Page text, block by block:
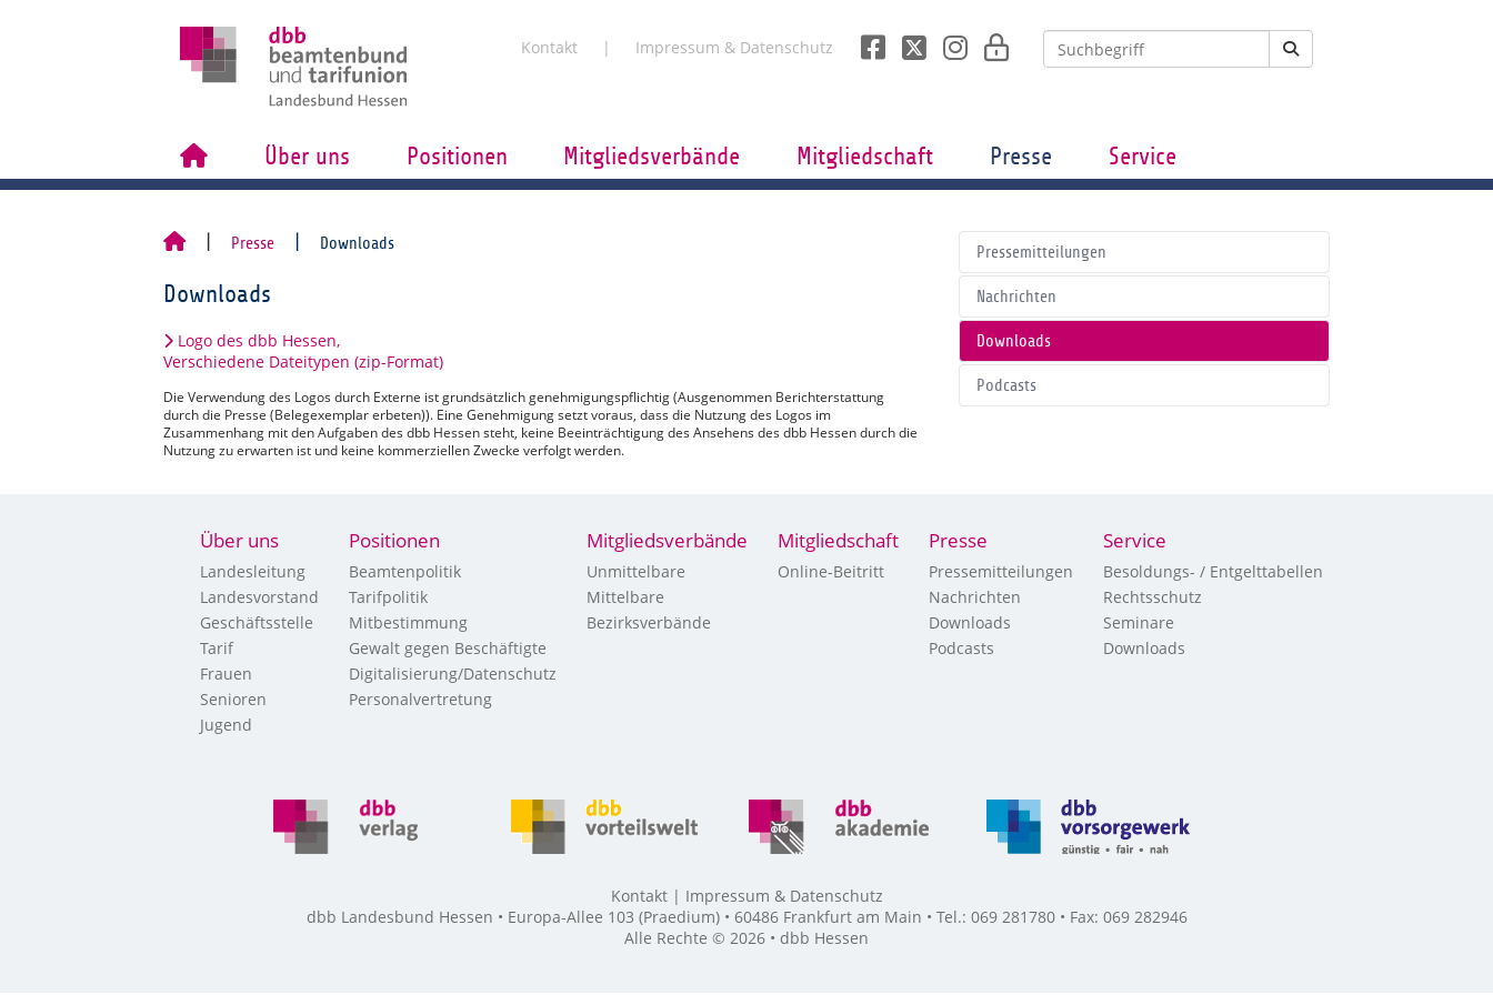
Kontakt Impressum & Datenschutz
Über uns Positionen Mitgliedsverbände Mitgliedschaft Presse Service
Presse Downloads
Downloads
Logo des dbb Hessen,
Verschiedene Dateitypen (zip-Format)
Die Verwendung des Logos durch Externe ist grundsätzlich genehmigungspflichtig (Ausgenommen Berichterstattung
durch die Presse (Belegexemplar erbeten)). Eine Genehmigung setzt voraus, dass die Nutzung des Logos im
Zusammenhang mit den Aufgaben des dbb Hessen steht, keine Beeinträchtigung des Ansehens des dbb Hessen durch die
Nutzung zu erwarten ist und keine kommerziellen Zwecke verfolgt werden.
Pressemitteilungen
Nachrichten
Downloads
Podcasts
Über uns
Landesleitung
Landesvorstand
Geschäftsstelle
Tarif
Frauen
Senioren
Jugend
Positionen
Beamtenpolitik
Tarifpolitik
Mitbestimmung
Gewalt gegen Beschäftigte
Digitalisierung/Datenschutz
Personalvertretung
Mitgliedsverbände
Unmittelbare
Mittelbare
Bezirksverbände
Mitgliedschaft
Online-Beitritt
Presse
Pressemitteilungen
Nachrichten
Downloads
Podcasts
Service
Besoldungs- / Entgelttabellen
Rechtsschutz
Seminare
Downloads
Kontakt
Impressum & Datenschutz
dbb Landesbund Hessen • Europa-Allee 103 (Praedium) • 60486 Frankfurt am Main • Tel.: 069 281780 • Fax: 069 282946
Alle Rechte © 2026 • dbb Hessen